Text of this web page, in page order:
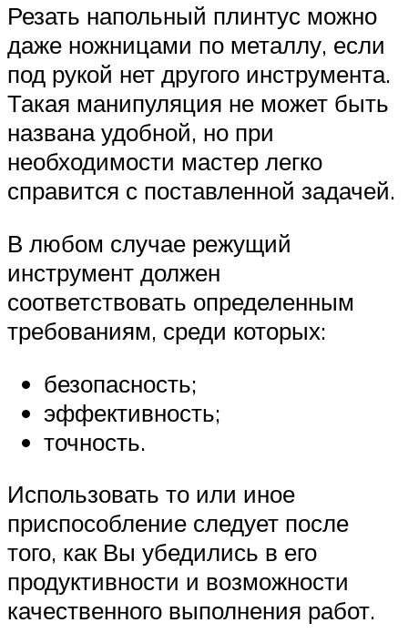
Резать напольный плинтус можно
даже ножницами по металлу, если
под рукой нет другого инструмента.
Такая манипуляция не может быть
названа удобной, но при
необходимости мастер легко
справится с поставленной задачей.
В любом случае режущий
инструмент должен
соответствовать определенным
требованиям, среди которых:
безопасность;
эффективность;
точность.
Использовать то или иное
приспособление следует после
того, как Вы убедились в его
продуктивности и возможности
качественного выполнения работ.